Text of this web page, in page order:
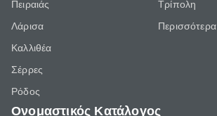
Πειραιάς
Λάρισα
Καλλιθέα
Σέρρες
Ρόδος
Τρίπολη
Περισσότερα
Ονομαστικός Κατάλογος